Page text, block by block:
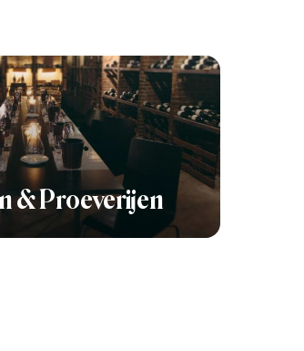
& Proeverijen